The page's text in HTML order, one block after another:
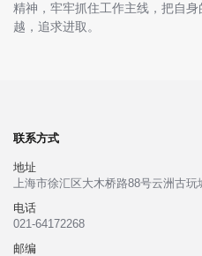
精神，牢牢抓住工作主线，把自
越，追求进取。
联系方式
地址
上海市徐汇区大木桥路88号云洲古玩
电话
021-64172268
邮编